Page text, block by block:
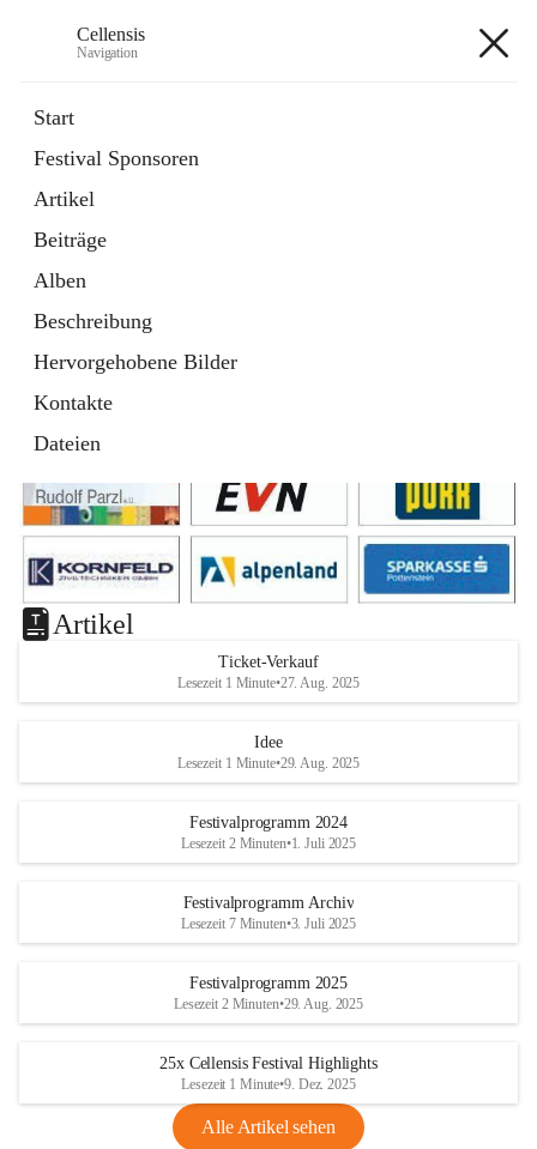
Cellensis
Navigation
Start
Festival Sponsoren
Artikel
Beiträge
Alben
Beschreibung
Hervorgehobene Bilder
Kontakte
Dateien
Festival Sponsoren
Artikel
Ticket-Verkauf
Lesezeit 1 Minute•27. Aug. 2025
Idee
Lesezeit 1 Minute•29. Aug. 2025
Festivalprogramm 2024
Lesezeit 2 Minuten•1. Juli 2025
Festivalprogramm Archiv
Lesezeit 7 Minuten•3. Juli 2025
Festivalprogramm 2025
Lesezeit 2 Minuten•29. Aug. 2025
25x Cellensis Festival Highlights
Lesezeit 1 Minute•9. Dez. 2025
Alle Artikel sehen